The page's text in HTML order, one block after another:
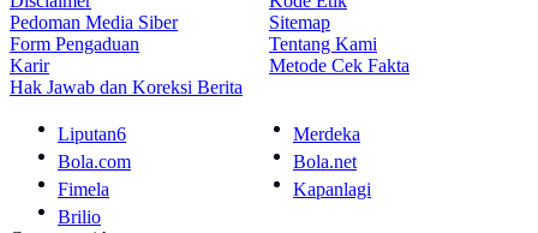
Pedoman Media Siber
Sitemap
Form Pengaduan
Tentang Kami
Karir
Metode Cek Fakta
Hak Jawab dan Koreksi Berita
Liputan6
Merdeka
Bola.com
Bola.net
Fimela
Kapanlagi
Brilio